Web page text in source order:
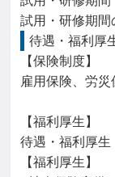
待遇・福利厚
【保険制度】
雇用保険、労
【福利厚生】
待遇・福利厚生
【福利厚生】